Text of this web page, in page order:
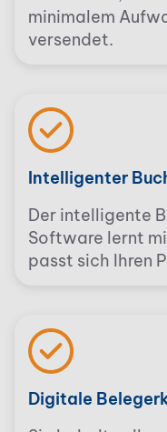
minimalem
versendet.
Intelligenter
Der intelligente
Software lernt
passt sich Ihren
Digitale